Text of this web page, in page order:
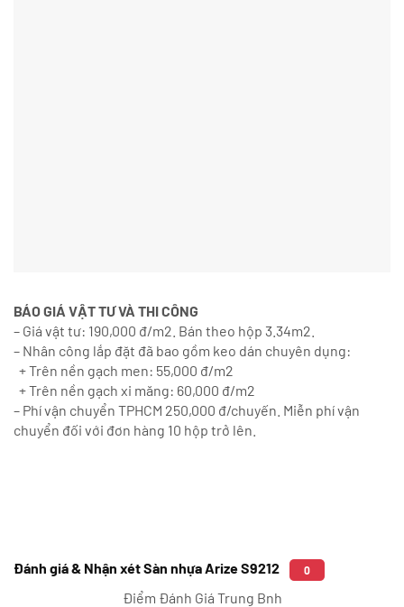
BÁO GIÁ VẬT TƯ VÀ THI CÔNG
– Giá vật tư: 190,000 đ/m2. Bán theo hộp 3.34m2.
– Nhân công lắp đặt đã bao gồm keo dán chuyên dụng:
+ Trên nền gạch men: 55,000 đ/m2
+ Trên nền gạch xi măng: 60,000 đ/m2
– Phí vận chuyển TPHCM 250,000 đ/chuyến. Miễn phí vận
chuyển đối với đơn hàng 10 hộp trở lên.
Đánh giá & Nhận xét Sàn nhựa Arize S9212 0
Điểm Đánh Giá Trung Bnh